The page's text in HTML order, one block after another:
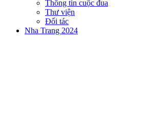
Thông tin cuộc đua
Thư viện
Đối tác
Nha Trang 2024